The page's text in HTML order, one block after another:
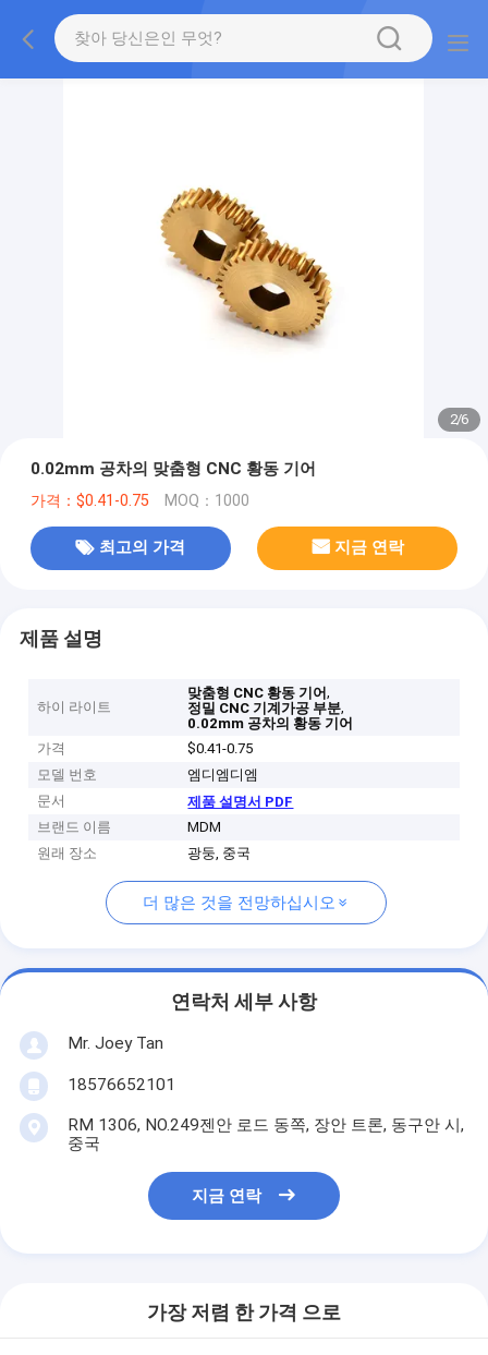
2/6
0.02mm 공차의 맞춤형 CNC 황동 기어
가격：$0.41-0.75 MOQ：1000
최고의 가격 지금 연락
제품 설명
하이 라이트
맞춤형 CNC 황동 기어,
정밀 CNC 기계가공 부분,
0.02mm 공차의 황동 기어
가격
$0.41-0.75
모델 번호
엠디엠디엠
문서
제품 설명서 PDF
브랜드 이름
MDM
원래 장소
광둥, 중국
더 많은 것을 전망하십시오
연락처 세부 사항
Mr. Joey Tan
18576652101
RM 1306, NO.249젠안 로드 동쪽, 장안 트론, 동구안 시,
중국
지금 연락
가장 저렴 한 가격 으로